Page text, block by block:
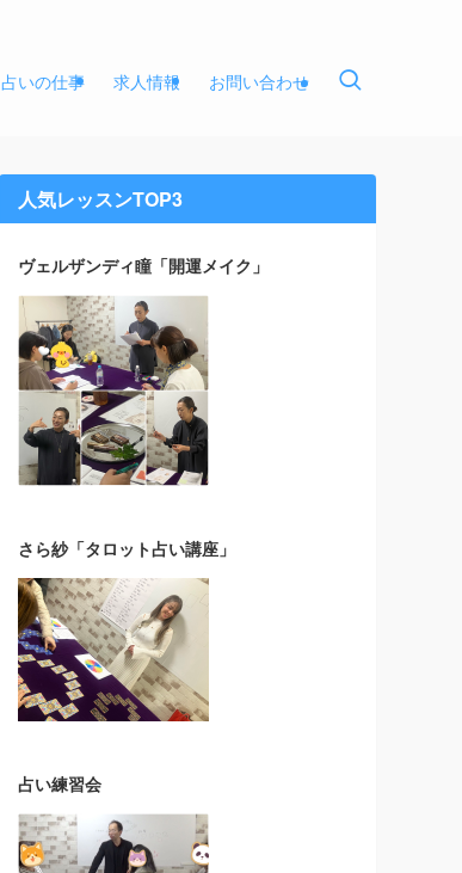
占いの仕事 求人情報 お問い合わせ
人気レッスンTOP3
ヴェルザンディ瞳「開運メイク」
さら紗「タロット占い講座」
占い練習会